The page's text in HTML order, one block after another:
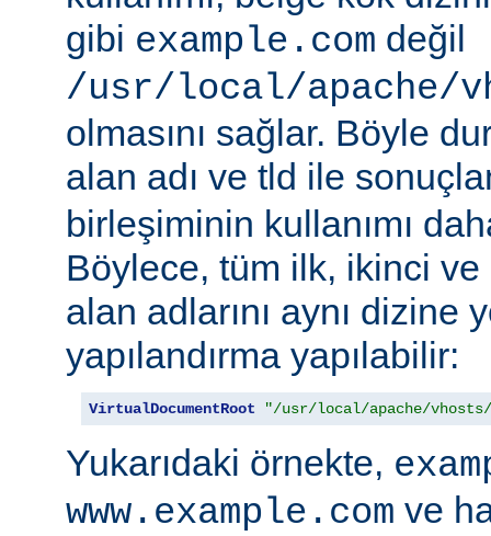
gibi example.com değil
/usr/local/apache/
olmasını sağlar. Böyle
alan adı ve tld ile
birleşiminin kullanımı
Böylece, tüm ilk, ikinci
alan adlarını aynı dizine
yapılandırma yapılabilir:
VirtualDocumentRoot "/usr/local/apache/vhosts/
Yukarıdaki örnekte,
www.example.com ve